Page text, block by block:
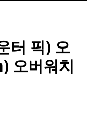
터 픽) 오
오버워치